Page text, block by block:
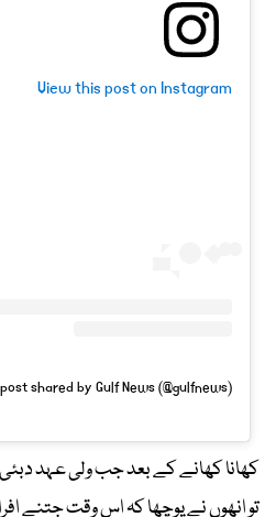
View this post on Instagram
shared by Gulf News (@gulfnews)
کھانا کھانے کے بعد جب ولی عہد
تو انھوں نے پوچھا کہ اس وقت جتنے